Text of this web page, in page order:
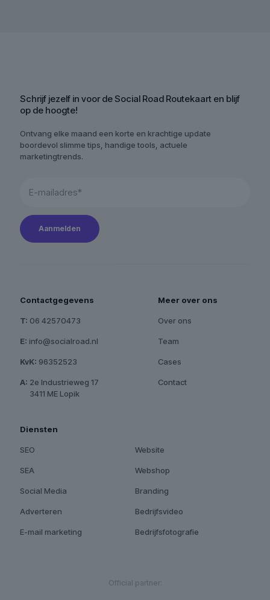
Schrijf jezelf in voor de Social Road Routekaart en blijf
op de hoogte!
Ontvang elke maand een korte en krachtige update
boordevol slimme tips, handige tools, actuele
marketingtrends.
Contactgegevens
T: 06 42570473
E: info@socialroad.nl
KvK: 96352523
A: 2e Industrieweg 17
3411 ME Lopik
Meer over ons
Over ons
Team
Cases
Contact
Diensten
SEO
SEA
Social Media
Adverteren
E-mail marketing
Website
Webshop
Branding
Bedrijfsvideo
Bedrijfsfotografie
Official partner: